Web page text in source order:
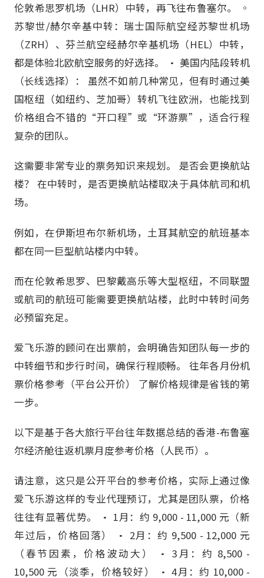
伦敦希思罗机场（LHR）中转，再飞往布鲁塞尔。 ◦
苏黎世/赫尔辛基中转：瑞士国际航空经苏黎世机场
（ZRH）、芬兰航空经赫尔辛基机场（HEL）中转，
都是体验北欧航空服务的好选择。 • 美国内陆段转机
（长线选择）： 虽然不如前几种常见，但有时通过美
国枢纽（如纽约、芝加哥）转机飞往欧洲，也能找到
价格组合不错的“开口程”或“环游票”，适合行程
复杂的团队。
这需要非常专业的票务知识来规划。 是否会更换航站
楼？ 在中转时，是否更换航站楼取决于具体航司和机
场。
例如，在伊斯坦布尔新机场，土耳其航空的航班基本
都在同一巨型航站楼内中转。
而在伦敦希思罗、巴黎戴高乐等大型枢纽，不同联盟
或航司的航班可能需要更换航站楼，此时中转时间务
必预留充足。
爱飞乐游的顾问在出票前，会明确告知团队每一步的
中转细节和步行时间，确保行程顺畅。 往年各月份机
票价格参考（平台公开价） 了解价格规律是省钱的第
一步。
以下是基于各大旅行平台往年数据总结的香港-布鲁塞
尔经济舱往返机票月度参考价格（人民币）。
请注意，这只是公开平台的参考价格，实际上通过像
爱飞乐游这样的专业代理预订，尤其是团队票，价格
往往有显著优势。 • 1月：约 9,000 - 11,000 元（新
年过后，价格回落） • 2月：约 9,500 - 12,000 元
（春节因素，价格波动大） • 3月：约 8,500 -
10,500 元（淡季，价格较好） • 4月：约 10,000 -